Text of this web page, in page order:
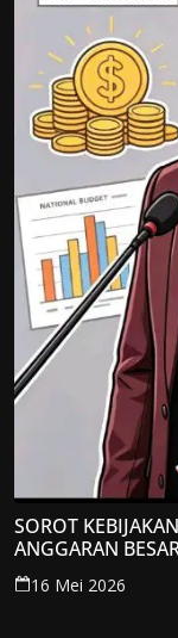
SOROT
ANGGARAN
JADI PERHATIAN;
KRITIS
16 Mei 2026